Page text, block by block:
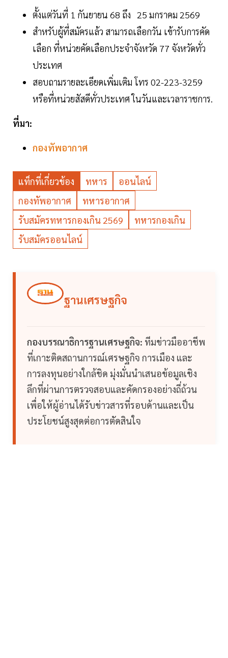
ตั้งแต่วันที่ 1 กันยายน 68 ถึง 25 มกราคม 2569
สำหรับผู้ที่สมัครแล้ว สามารถเลือกวัน เข้ารับการคัด
เลือก ที่หน่วยคัดเลือกประจำจังหวัด 77 จังหวัดทั่ว
ประเทศ
สอบถามรายละเอียดเพิ่มเติม โทร 02-223-3259
หรือที่หน่วยสัสดีทั่วประเทศ ในวันและเวลาราชการ.
ที่มา:
กองทัพอากาศ
แท็กที่เกี่ยวข้อง ทหาร
ออนไลน์
กองทัพอากาศ
ทหารอากาศ
รับสมัครทหารกองเกิน 2569
ทหารกองเกิน
รับสมัครออนไลน์
ฐานเศรษฐกิจ
กองบรรณาธิการฐานเศรษฐกิจ: ทีมข่าวมืออาชีพ
ที่เกาะติดสถานการณ์เศรษฐกิจ การเมือง และ
การลงทุนอย่างใกล้ชิด มุ่งมั่นนำเสนอข้อมูลเชิง
ลึกที่ผ่านการตรวจสอบและคัดกรองอย่างถี่ถ้วน
เพื่อให้ผู้อ่านได้รับข่าวสารที่รอบด้านและเป็น
ประโยชน์สูงสุดต่อการตัดสินใจ